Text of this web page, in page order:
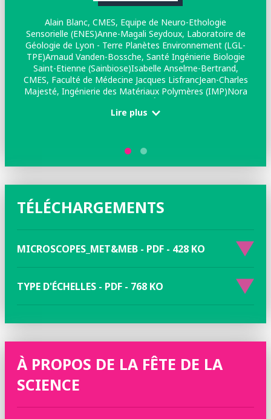
Alain Blanc, CMES, Equipe de Neuro-Ethologie
Sensorielle (ENES)Anne-Magali Seydoux, Laboratoire de
Géologie de Lyon - Terre Planètes Environnement (LGL-
TPE)Arnaud Vanden-Bossche, Santé Ingénierie Biologie
Saint-Etienne (Sainbiose)Isabelle Anselme-Bertrand,
CMES, Faculté de Médecine Jacques LisfrancJean-Charles
Majesté, Ingénierie des Matériaux Polymères (IMP)Nora
(CMES)Pierre-Marie Zanetta, Laboratoire de Géologie de
(LabHC)Yannick Bleu, Laboratoire Hubert Curien
l'Ophtalmologie (BIIO)
Lire plus
TÉLÉCHARGEMENTS
MICROSCOPES_MET&MEB - PDF - 428 KO
TYPE D'ÉCHELLES - PDF - 768 KO
À PROPOS DE LA FÊTE DE LA
SCIENCE